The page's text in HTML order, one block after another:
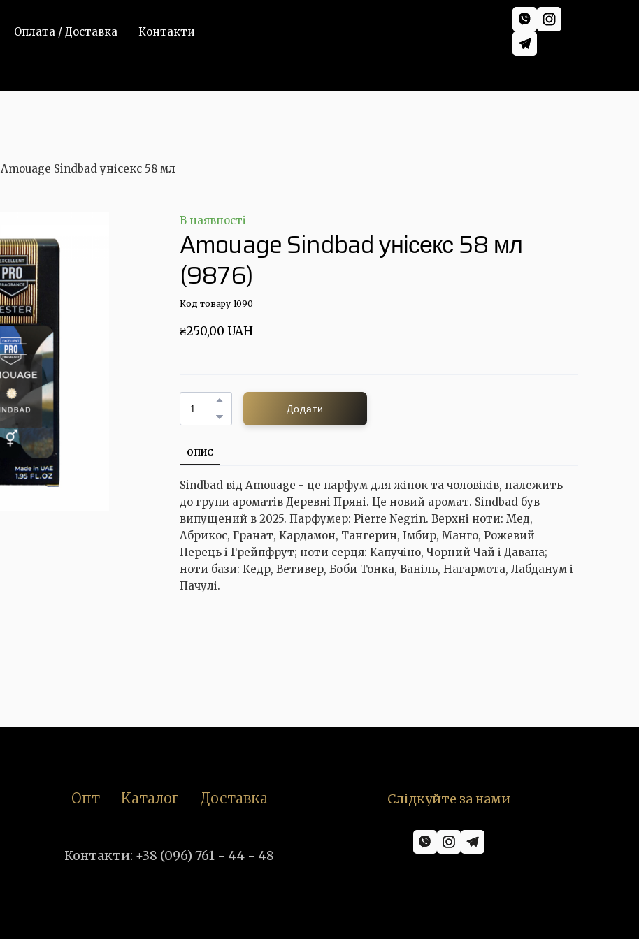
Оплата / Доставка Контакти
Amouage Sindbad унісекс 58 мл
В наявності
Amouage Sindbad унісекс 58 мл
(9876)
Код товару 1090
₴250,00 UAH
Додати
ОПИС
Sindbad від Amouage - це парфум для жінок та чоловіків, належить
до групи ароматів Деревні Пряні. Це новий аромат. Sindbad був
випущений в 2025. Парфумер: Pierre Negrin. Верхні ноти: Мед,
Абрикос, Гранат, Кардамон, Тангерин, Імбир, Манго, Рожевий
Перець і Грейпфрут; ноти серця: Капучіно, Чорний Чай і Давана;
ноти бази: Кедр, Ветивер, Боби Тонка, Ваніль, Нагармота, Лабданум і
Пачулі.
Опт Каталог Доставка
Контакти: +38 (096) 761 - 44 - 48
Слідкуйте за нами